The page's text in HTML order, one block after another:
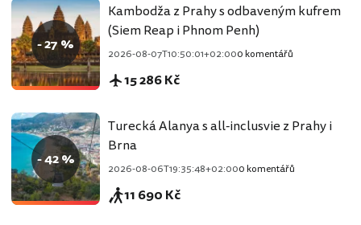
- 27 %
Kambodža z Prahy s odbaveným kufrem
(Siem Reap i Phnom Penh)
2026-08-07T10:50:01+02:000 komentářů
15 286 Kč
- 42 %
Turecká Alanya s all-inclusvie z Prahy i
Brna
2026-08-06T19:35:48+02:000 komentářů
11 690 Kč